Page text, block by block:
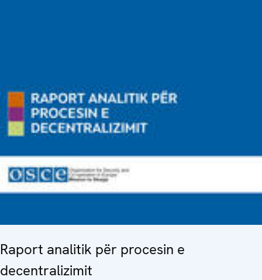
Raport analitik për procesin e
decentralizimit